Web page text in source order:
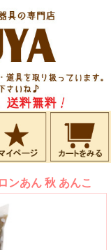
ンあん 秋 あんこ